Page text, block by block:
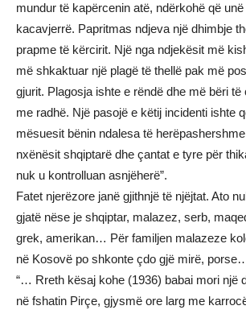
mundur të kapërcenin atë, ndërkohë që
kacavjerrë. Papritmas ndjeva një dhimbje
prapme të kërcirit. Një nga ndjekësit më
më shkaktuar një plagë të thellë pak më
gjurit. Plagosja ishte e rëndë dhe më bëri të
me radhë. Një pasojë e këtij incidenti ishte
mësuesit bënin ndalesa të
nxënësit shqiptarë dhe çantat e tyre për
nuk u kontrolluan asnjëherë”.
Fatet njerëzore janë gjithnjë të njëjtat. Ato
gjatë nëse je shqiptar, malazez, serb,
grek, amerikan… Për familjen malazeze
në Kosovë po shkonte çdo gjë mirë,
“… Rreth kësaj kohe (1936) babai mori një
në fshatin Pirçe, gjysmë ore larg me